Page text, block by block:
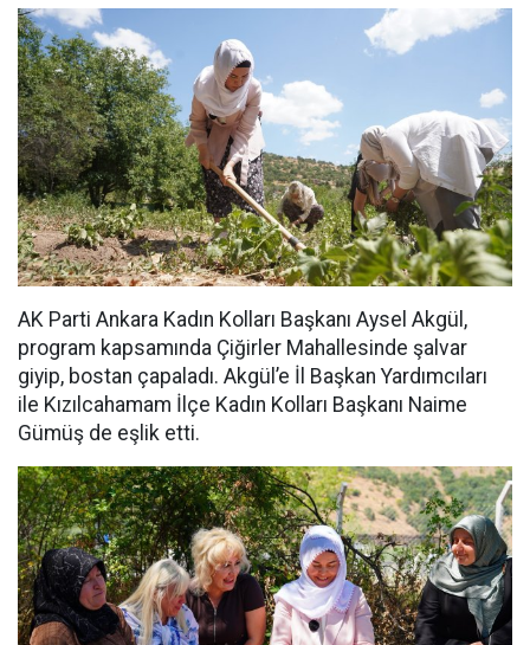
AK Parti Ankara Kadın Kolları Başkanı Aysel Akgül,
program kapsamında Çiğirler Mahallesinde şalvar
giyip, bostan çapaladı. Akgül’e İl Başkan Yardımcıları
ile Kızılcahamam İlçe Kadın Kolları Başkanı Naime
Gümüş de eşlik etti.